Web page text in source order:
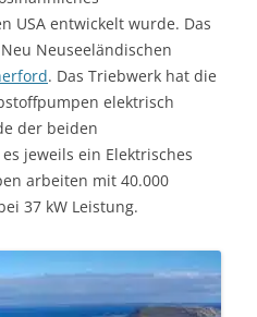
USA entwickelt wurde. Das
Neuseeländischen
. Das Triebwerk hat die
elektrisch
der beiden
jeweils ein Elektrisches
arbeiten mit 40.000
37 kW Leistung.